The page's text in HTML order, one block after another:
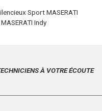
Sport MASERATI
Indy
À VOTRE ÉCOUTE